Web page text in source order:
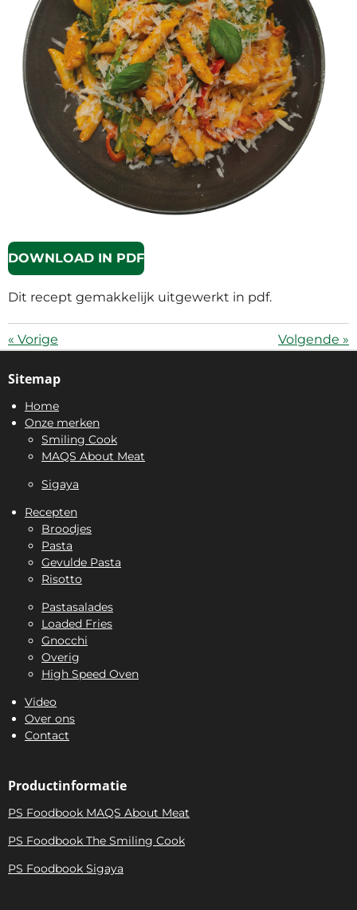
DOWNLOAD IN PDF
Dit recept gemakkelijk uitgewerkt in pdf.
« Vorige Volgende »
Sitemap
Home
Onze merken
Smiling Cook
MAQS About Meat
Sigaya
Recepten
Broodjes
Pasta
Gevulde Pasta
Risotto
Pastasalades
Loaded Fries
Gnocchi
Overig
High Speed Oven
Video
Over ons
Contact
Productinformatie
PS Foodbook MAQS About Meat
PS Foodbook The Smiling Cook
PS Foodbook Sigaya